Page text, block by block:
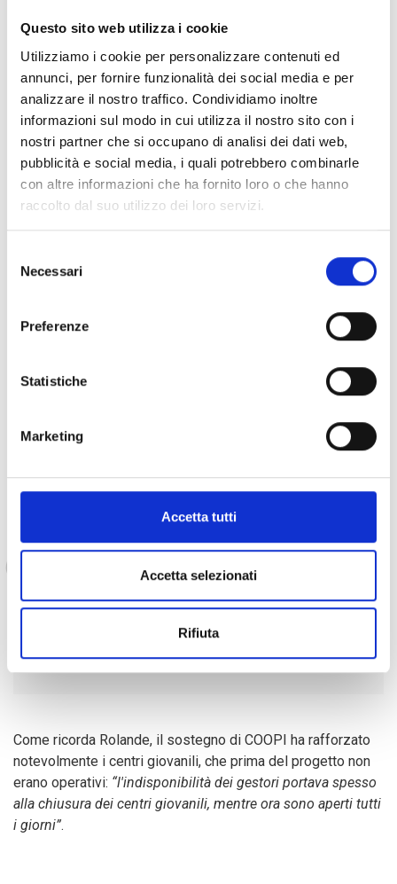
Questo sito web utilizza i cookie
Utilizziamo i cookie per personalizzare contenuti ed
annunci, per fornire funzionalità dei social media e per
analizzare il nostro traffico. Condividiamo inoltre
informazioni sul modo in cui utilizza il nostro sito con i
nostri partner che si occupano di analisi dei dati web,
pubblicità e social media, i quali potrebbero combinarle
con altre informazioni che ha fornito loro o che hanno
raccolto dal suo utilizzo dei loro servizi.
delNecessari
Preferenze
Statistiche
Marketing
Accetta tutti
Accetta selezionati
Rifiuta
informatica. Infatti, Defort, partecipa alle molte attività
organizzate dal centro giovanile Castor, nel 3°
arrondissement di Bangui.
Si tratta di momenti legati alla vita dei giovani, come la
salute sessuale e riproduttiva, il senso civico e la
cittadinanza, nonché la pace, la riconciliazione nazionale e
la sicurezza. Rolande sottolinea che i giovani sono coinvolti
personale di COOPI, sono responsabili dei giochi e dei kit
sportivi e organizzano quattro volte alla settimana attività
di sensibilizzazione e dibattiti. Infine, le Casa della
alfabetizzazione e 3 mesi di corsi di informatica, che
rispondono a un'esigenza individuata dai giovani e che
spiegaMerlin
, anche lui beneficiario della formazione
e ai social network. Da tempo cercavo di
imparare ad utilizzare il computer, ma non
avevo i mezzi per pagare le tasse, che di solito
nei cybercafé. Con questa formazione COOPI
mi ha fatto davvero un favore!”
Come ricorda Rolande, il sostegno di COOPI ha rafforzato
notevolmente i centri giovanili, che prima del progetto non
erano operativi: “l'indisponibilità dei gestori portava spesso
alla chiusura dei centri giovanili, mentre ora sono aperti tutti
i giorni”.